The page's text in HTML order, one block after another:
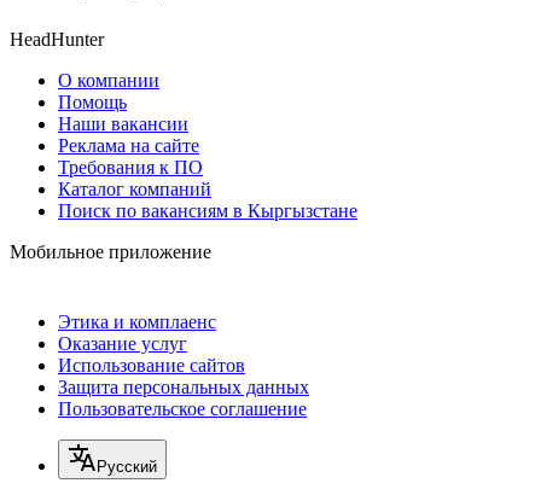
HeadHunter
О компании
Помощь
Наши вакансии
Реклама на сайте
Требования к ПО
Каталог компаний
Поиск по вакансиям в Кыргызстане
Мобильное приложение
Этика и комплаенс
Оказание услуг
Использование сайтов
Защита персональных данных
Пользовательское соглашение
Русский